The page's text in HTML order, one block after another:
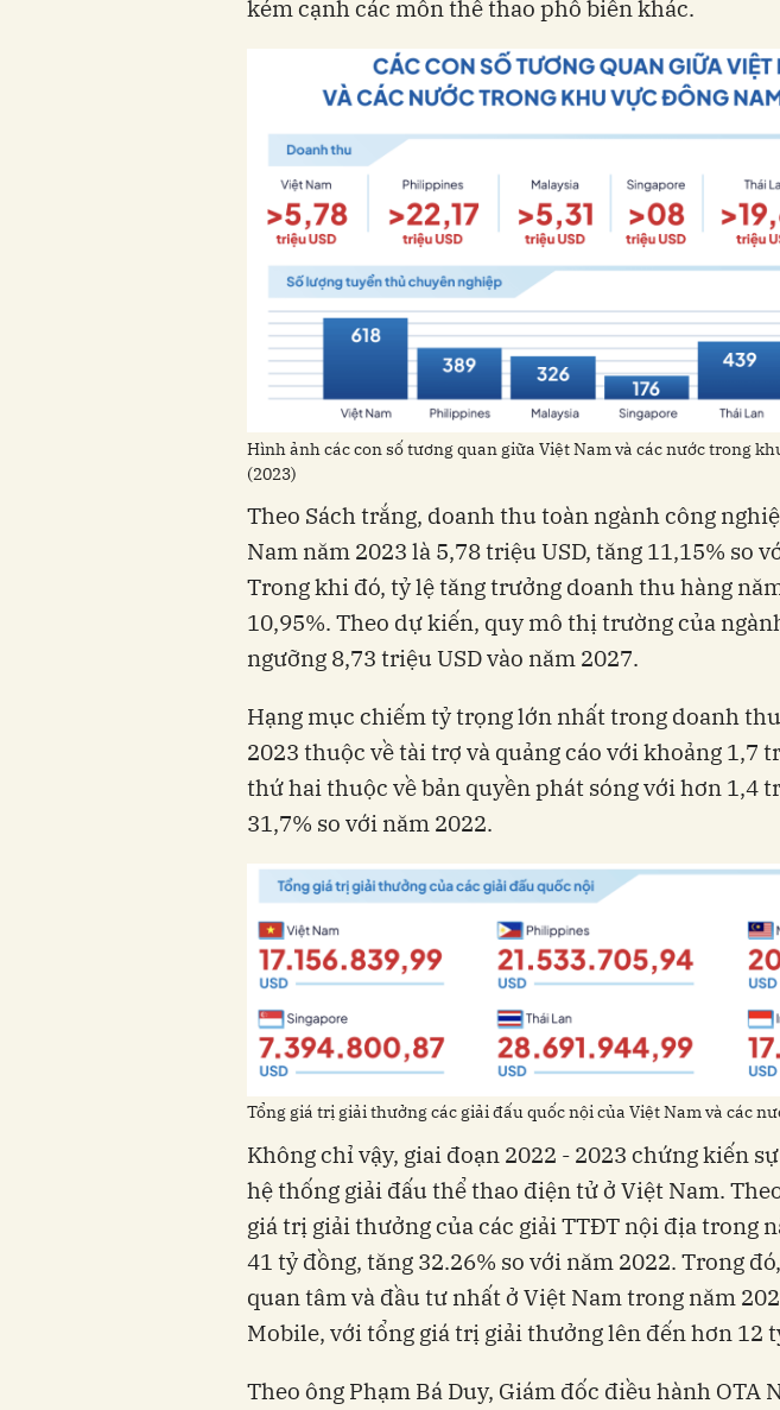
Nam năm 2023 là 5,78 triệu USD, tăng 11,15% so
Trong khi đó, tỷ lệ tăng trưởng doanh thu hàng
10,95%. Theo dự kiến, quy mô thị trường của
2023 thuộc về tài trợ và quảng cáo với khoảng 1,7
thứ hai thuộc về bản quyền phát sóng với hơn 1,4
hệ thống giải đấu thể thao điện tử ở Việt Nam.
giá trị giải thưởng của các giải TTĐT nội địa trong
41 tỷ đồng, tăng 32.26% so với năm 2022. Trong
quan tâm và đầu tư nhất ở Việt Nam trong năm